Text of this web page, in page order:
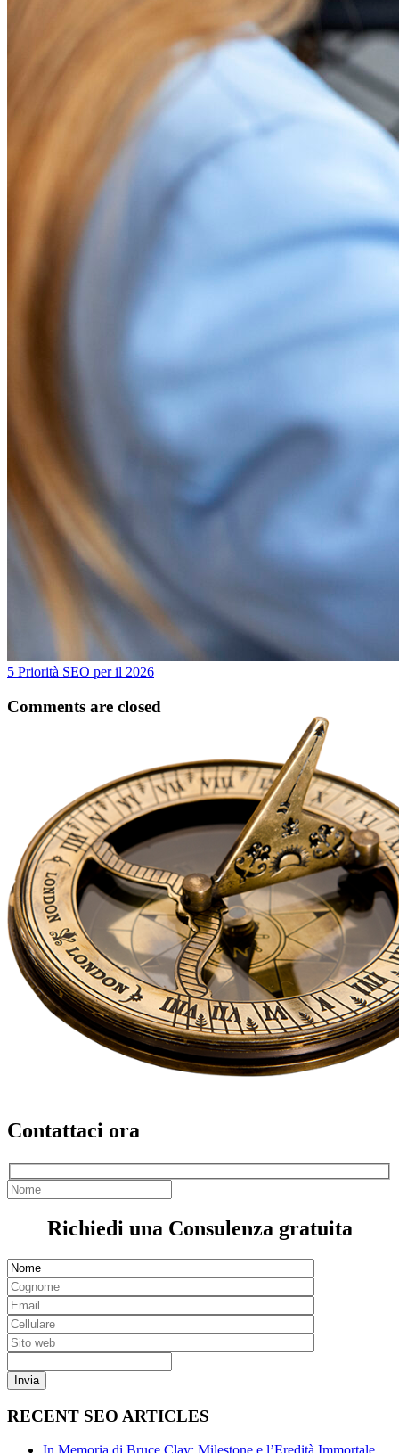
5 Priorità SEO per il 2026
Comments are closed
Contattaci ora
Richiedi una Consulenza gratuita
RECENT SEO ARTICLES